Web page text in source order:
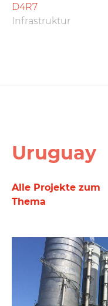
D4R7
Infrastruktur
Uruguay
Alle Projekte zum
Thema